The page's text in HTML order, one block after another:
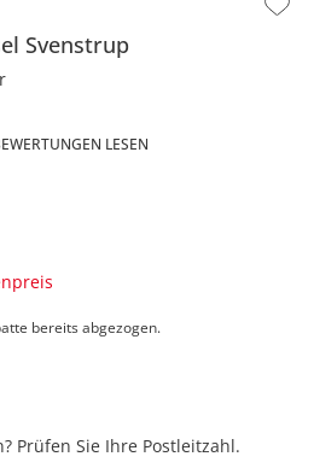
Svenstrup
LESEN
bereits abgezogen.
Prüfen Sie Ihre Postleitzahl.